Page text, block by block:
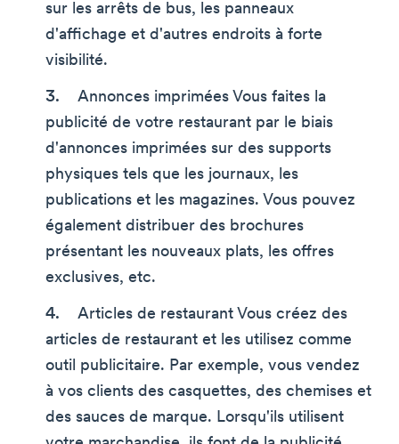
sur les arrêts de bus, les panneaux
d'affichage et d'autres endroits à forte
visibilité.
Annonces imprimées Vous faites la
publicité de votre restaurant par le biais
d'annonces imprimées sur des supports
physiques tels que les journaux, les
publications et les magazines. Vous pouvez
également distribuer des brochures
présentant les nouveaux plats, les offres
exclusives, etc.
Articles de restaurant Vous créez des
articles de restaurant et les utilisez comme
outil publicitaire. Par exemple, vous vendez
à vos clients des casquettes, des chemises et
des sauces de marque. Lorsqu'ils utilisent